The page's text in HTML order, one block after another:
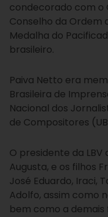
condecorado com o
Conselho da Ordem
Medalha do
brasileiro.
Paiva Netto era
Brasileira de
Nacional dos
de Compositores
O presidente da LBV
Augusta, e os filhos
José Eduardo, Iraci,
Adolfo, assim como
bem como a demais